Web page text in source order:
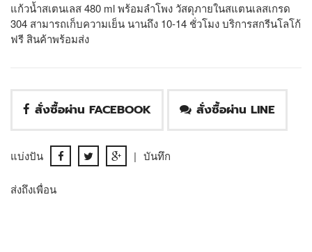
แก้วน้ำสเตนเลส 480 ml พร้อมลำโพง วัสดุภายในสแตนเลสเกรด
304 สามารถเก็บความเย็น นานถึง 10-14 ชั่วโมง บริการสกรีนโลโก้
ฟรี สินค้าพร้อมส่ง
สั่งซื้อผ่าน FACEBOOK สั่งซื้อผ่าน LINE
แบ่งปัน | บันทึก
ส่งถึงเพื่อน